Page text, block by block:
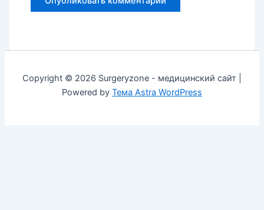
Copyright © 2026 Surgeryzone - медицинский сайт |
Powered by Тема Astra WordPress